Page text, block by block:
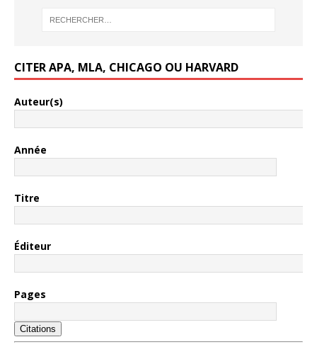
CITER APA, MLA, CHICAGO OU HARVARD
Auteur(s)
Année
Titre
Éditeur
Pages
Citations